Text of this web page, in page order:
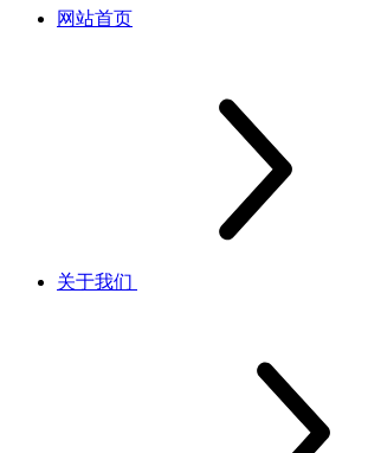
网站首页
关于我们